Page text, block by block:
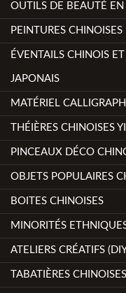
OUTILS DE BEAUTÉ EN
PEINTURES CHINOISES
ÉVENTAILS CHINOIS ET
JAPONAIS
MATÉRIEL
THÉIÈRES CHINOISES
PINCEAUX DÉCO
OBJETS POPULAIRES
BOITES CHINOISES
MINORITÉS
ATELIERS CRÉATIFS
TABATIÈRES CHINOISES